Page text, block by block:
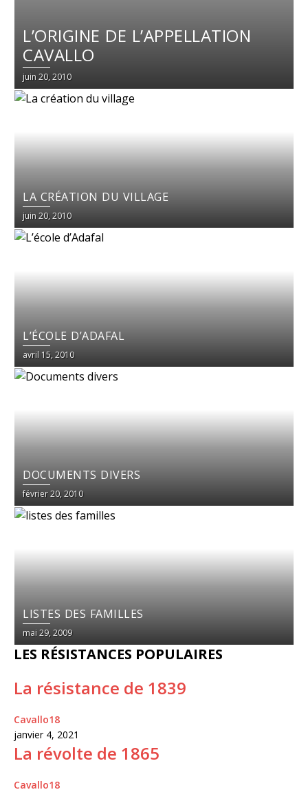
L’ORIGINE DE L’APPELLATION
CAVALLO
juin 20, 2010
LA CRÉATION DU VILLAGE
juin 20, 2010
L’ÉCOLE D’ADAFAL
avril 15, 2010
DOCUMENTS DIVERS
février 20, 2010
LISTES DES FAMILLES
mai 29, 2009
LES RÉSISTANCES POPULAIRES
La résistance de 1839
Cavallo18
janvier 4, 2021
La révolte de 1865
Cavallo18